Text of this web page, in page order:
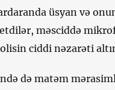
üsyan və
etdilər, məsciddə
ciddi nəzarəti
də matəm